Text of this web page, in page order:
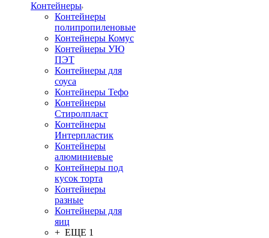
Контейнеры
Контейнеры
полипропиленовые
Контейнеры Комус
Контейнеры УЮ
ПЭТ
Контейнеры для
соуса
Контейнеры Тефо
Контейнеры
Стиролпласт
Контейнеры
Интерпластик
Контейнеры
алюминиевые
Контейнеры под
кусок торта
Контейнеры
разные
Контейнеры для
яиц
+ ЕЩЕ 1